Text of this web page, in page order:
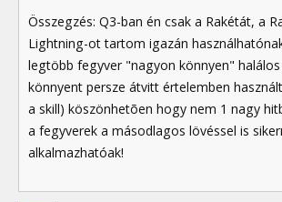
Összegzés: Q3-ban én csak a Rakétát, a
Lightning-ot tartom igazán
legtöbb fegyver "nagyon könnyen"
könnyent persze átvitt értelemben
a skill) köszönhetõen hogy nem 1 nagy
a fegyverek a másodlagos lövéssel is
alkalmazhatóak!